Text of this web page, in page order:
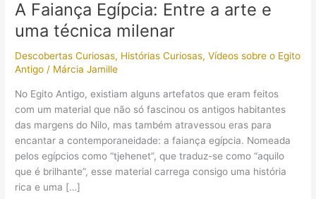
A Faiança Egípcia: Entre a arte e
uma técnica milenar
Descobertas Curiosas, Histórias Curiosas,Vídeos sobre o Egito
Antigo / Márcia Jamille
No Egito Antigo, existiam alguns artefatos que eram feitos
com um material que não só fascinou os antigos habitantes
das margens do Nilo, mas também atravessou eras para
encantar a contemporaneidade: a faiança egípcia. Nomeada
pelos egípcios como “tjehenet”, que traduz-se como “aquilo
que é brilhante”, esse material carrega consigo uma história
rica e uma […]